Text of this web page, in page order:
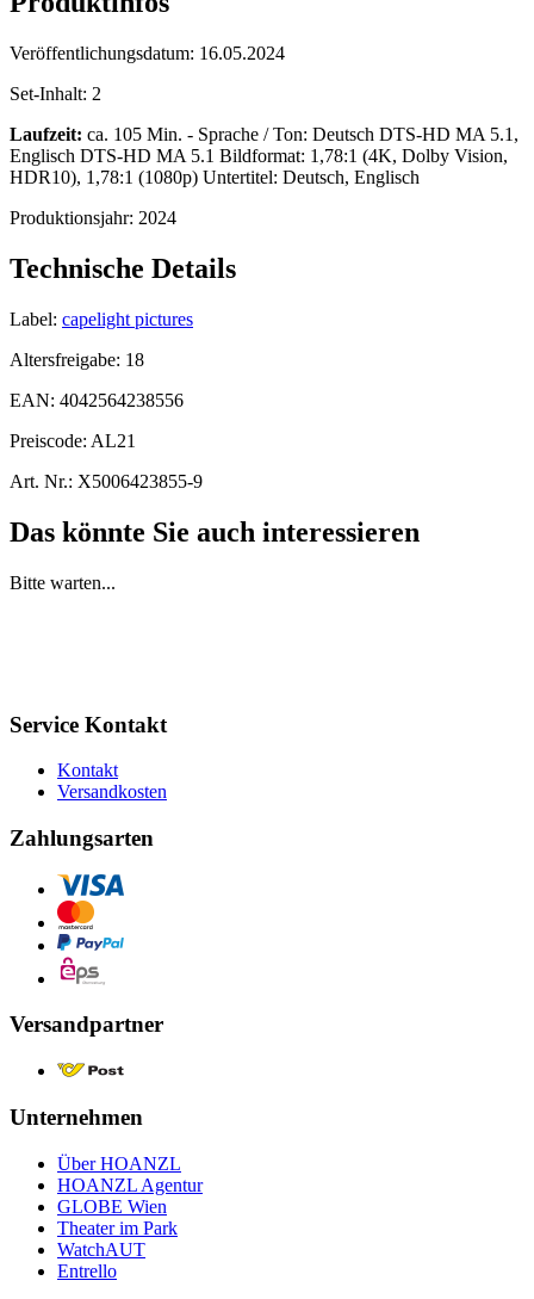
Veröffentlichungsdatum: 16.05.2024
Set-Inhalt: 2
Laufzeit: ca. 105 Min. - Sprache / Ton: Deutsch DTS-HD MA 5.1,
Englisch DTS-HD MA 5.1 Bildformat: 1,78:1 (4K, Dolby Vision,
HDR10), 1,78:1 (1080p) Untertitel: Deutsch, Englisch
Produktionsjahr: 2024
Technische Details
Label: capelight pictures
Altersfreigabe: 18
EAN: 4042564238556
Preiscode: AL21
Art. Nr.: X5006423855-9
Das könnte Sie auch interessieren
Bitte warten...
Service Kontakt
Kontakt
Versandkosten
Zahlungsarten
Versandpartner
Unternehmen
Über HOANZL
HOANZL Agentur
GLOBE Wien
Theater im Park
WatchAUT
Entrello